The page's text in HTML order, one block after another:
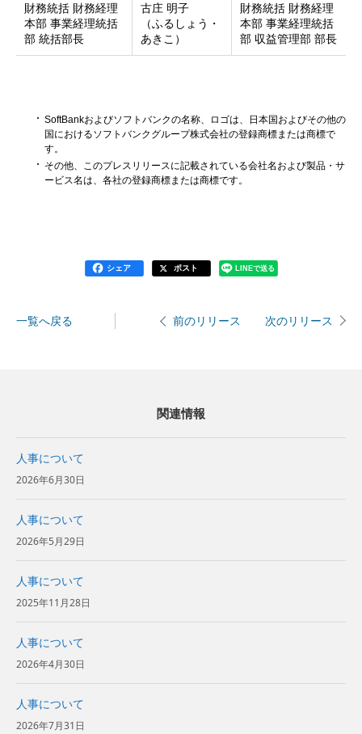
財務統括 財務経理
本部 事業経理統括
部 統括部長
古庄 明子
（ふるしょう・
あきこ）
財務統括 財務経理
本部 事業経理統括
部 収益管理部 部長
SoftBankおよびソフトバンクの名称、ロゴは、日本国およびその他の
国におけるソフトバンクグループ株式会社の登録商標または商標で
す。
その他、このプレスリリースに記載されている会社名および製品・サ
ービス名は、各社の登録商標または商標です。
シェア ポスト LINEで送る
一覧へ戻る 前のリリース 次のリリース
関連情報
人事について
2026年6月30日
人事について
2026年5月29日
人事について
2025年11月28日
人事について
2026年4月30日
人事について
2026年7月31日